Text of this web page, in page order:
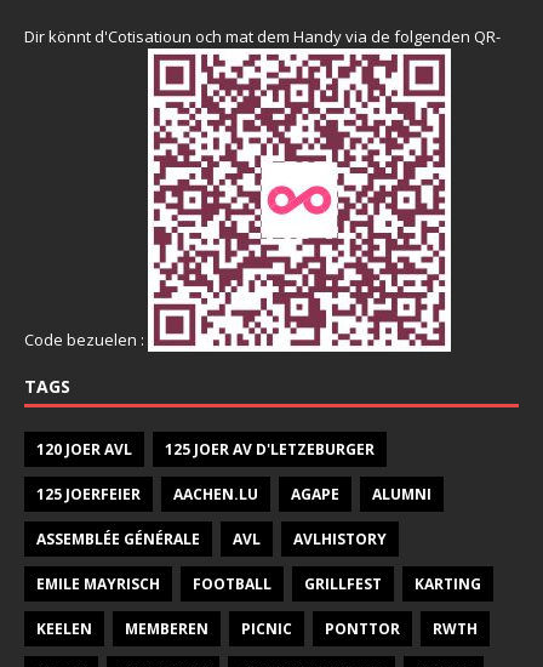
Dir könnt d'Cotisatioun och mat dem Handy via de folgenden QR-
Code bezuelen :
TAGS
120 JOER AVL 125 JOER AV D'LETZEBURGER
125 JOERFEIER AACHEN.LU AGAPE ALUMNI
ASSEMBLÉE GÉNÉRALE AVL AVLHISTORY
EMILE MAYRISCH FOOTBALL GRILLFEST KARTING
KEELEN MEMBEREN PICNIC PONTTOR RWTH